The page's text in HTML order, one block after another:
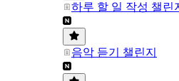
하루 할 일 작성 챌린
음악 듣기 챌린지